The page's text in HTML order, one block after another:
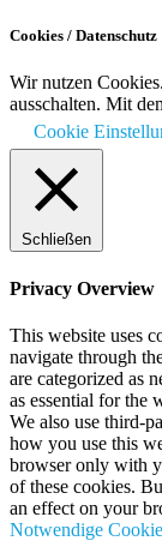
Cookies / Datenschutz
Wir nutzen
ausschalten. Mit
Cookie
Schließen
Privacy Overview
This website uses
navigate through
are categorized as
as essential for the
We also use third-
how you use this
browser only with
of these cookies.
an effect on your
Notwendige